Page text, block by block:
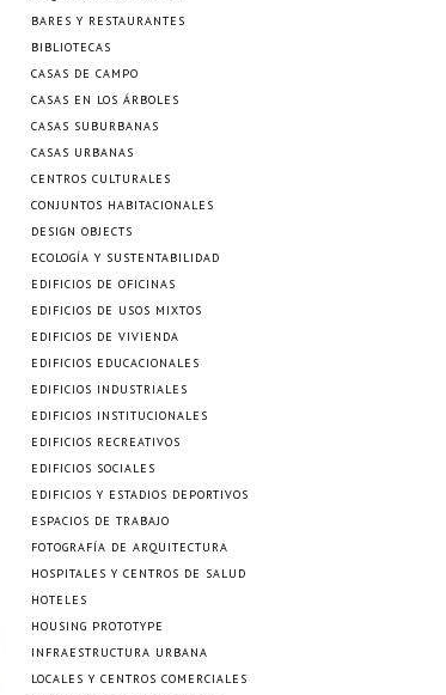
BARES Y RESTAURANTES
BIBLIOTECAS
CASAS DE CAMPO
CASAS EN LOS ÁRBOLES
CASAS SUBURBANAS
CASAS URBANAS
CENTROS CULTURALES
CONJUNTOS HABITACIONALES
DESIGN OBJECTS
ECOLOGÍA Y SUSTENTABILIDAD
EDIFICIOS DE OFICINAS
EDIFICIOS DE USOS MIXTOS
EDIFICIOS DE VIVIENDA
EDIFICIOS EDUCACIONALES
EDIFICIOS INDUSTRIALES
EDIFICIOS INSTITUCIONALES
EDIFICIOS RECREATIVOS
EDIFICIOS SOCIALES
EDIFICIOS Y ESTADIOS DEPORTIVOS
ESPACIOS DE TRABAJO
FOTOGRAFÍA DE ARQUITECTURA
HOSPITALES Y CENTROS DE SALUD
HOTELES
HOUSING PROTOTYPE
INFRAESTRUCTURA URBANA
LOCALES Y CENTROS COMERCIALES